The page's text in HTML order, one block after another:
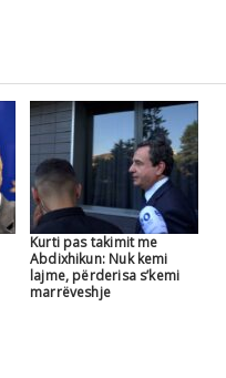
Kurti pas takimit me
Abdixhikun: Nuk kemi
lajme, përderisa s’kemi
marrëveshje